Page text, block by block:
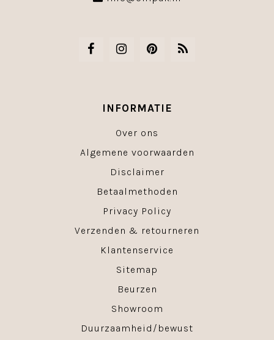
INFORMATIE
Over ons
Algemene voorwaarden
Disclaimer
Betaalmethoden
Privacy Policy
Verzenden & retourneren
Klantenservice
Sitemap
Beurzen
Showroom
Duurzaamheid/bewust